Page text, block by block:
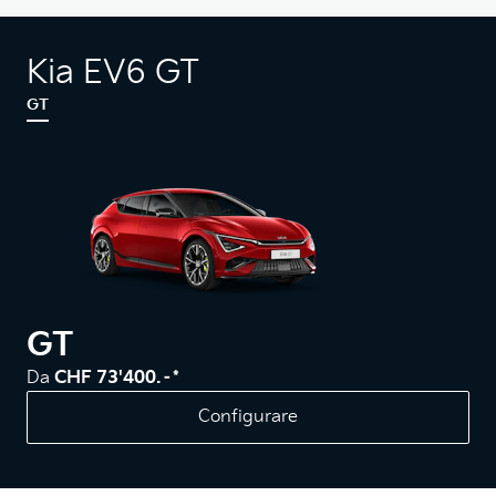
Kia EV6 GT
GT
GT
Da CHF 73'400.–*
Configurare